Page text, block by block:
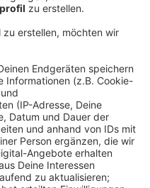
Testphase mit
bisherigen 50 Liter